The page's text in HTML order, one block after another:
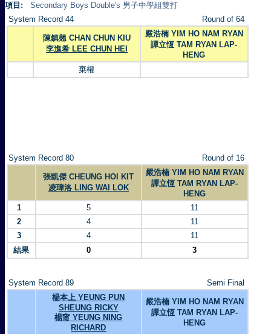
項目:
Secondary Boys Double's 男子中學組雙打
System Record 44
Round of 64
陳鎮翹 CHAN CHUN KIU
李進希 LEE CHUN HEI
嚴浩楠 YIM HO NAM RYAN
譚立恆 TAM RYAN LAP-
HENG
棄權
System Record 80 Round of 16
張凱傑 CHEUNG HOI KIT
凌瑋洛 LING WAI LOK
嚴浩楠 YIM HO NAM RYAN
譚立恆 TAM RYAN LAP-
HENG
1
5
11
2
4
11
3
4
11
結果
0 3
System Record 89
Semi Final
楊本上 YEUNG PUN
SHEUNG RICKY
楊甯 YEUNG NING
RICHARD
嚴浩楠 YIM HO NAM RYAN
譚立恆 TAM RYAN LAP-
HENG